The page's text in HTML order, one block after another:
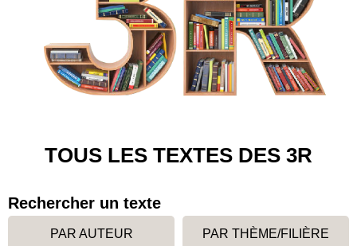
TOUS LES TEXTES DES 3R
Rechercher un texte
PAR AUTEUR PAR THÈME/FILIÈRE